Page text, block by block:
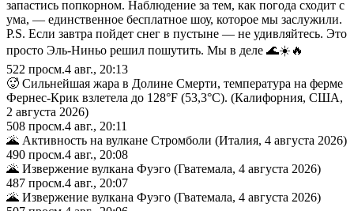
запастись попкорном. Наблюдение за тем, как погода сходит с
ума, — единственное бесплатное шоу, которое мы заслужили.
P.S. Если завтра пойдет снег в пустыне — не удивляйтесь. Это
просто Эль-Ниньо решил пошутить. Мы в деле 🌊☀️🔥
522 просм.4 авг., 20:13
🥵 Сильнейшая жара в Долине Смерти, температура на ферме
Фернес-Крик взлетела до 128°F (53,3°C). (Калифорния, США,
2 августа 2026)
508 просм.4 авг., 20:11
🌋 Активность на вулкане Стромболи (Италия, 4 августа 2026)
490 просм.4 авг., 20:08
🌋 Извержение вулкана Фуэго (Гватемала, 4 августа 2026)
487 просм.4 авг., 20:07
🌋 Извержение вулкана Фуэго (Гватемала, 4 августа 2026)